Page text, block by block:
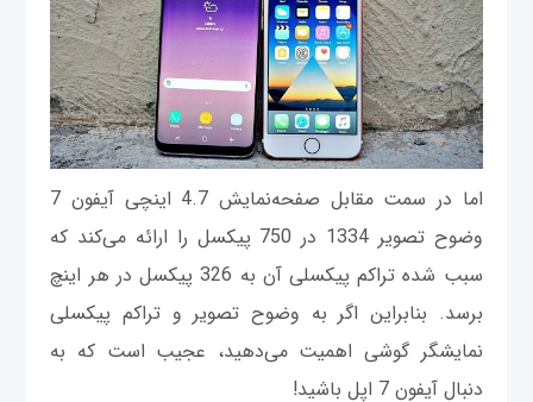
اما در سمت مقابل صفحه‌نمایش 4.7 اینچی آیفون 7
وضوح تصویر 1334 در 750 پیکسل را ارائه می‌کند که
سبب شده تراکم پیکسلی آن به 326 پیکسل در هر اینچ
برسد. بنابراین اگر به وضوح تصویر و تراکم پیکسلی
نمایشگر گوشی اهمیت می‌دهید، عجیب است که به
دنبال آیفون 7 اپل باشید!